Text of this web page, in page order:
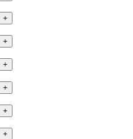
+
+
+
+
+
+